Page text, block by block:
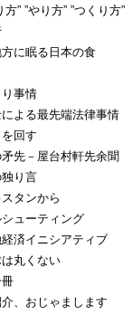
” ”やり方” ”つくり方”
に眠る日本の食
事情
よる最先端法律事情
回す
先－屋台村軒先余聞
り言
タンから
ューティング
済イニシアティブ
丸くない
、おじゃまします